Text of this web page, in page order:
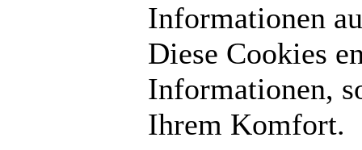
Informationen
Diese Cookies
Informationen,
Ihrem Komfort.